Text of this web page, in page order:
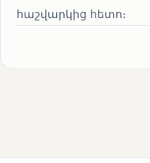
հաշվարկից հետո։